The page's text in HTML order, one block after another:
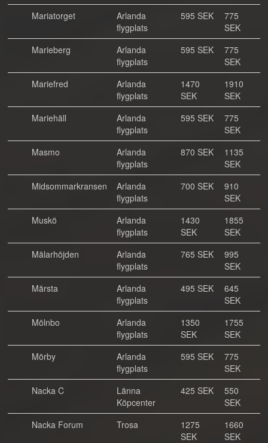
Mariatorget
Arlanda
flygplats
595 SEK
775
SEK
Marieberg
Arlanda
flygplats
595 SEK
775
SEK
Mariefred
Arlanda
flygplats
1470
SEK
1910
SEK
Mariehäll
Arlanda
flygplats
595 SEK
775
SEK
Masmo
Arlanda
flygplats
870 SEK
1135
SEK
Midsommarkransen
Arlanda
flygplats
700 SEK
910
SEK
Muskö
Arlanda
flygplats
1430
SEK
1855
SEK
Mälarhöjden
Arlanda
flygplats
765 SEK
995
SEK
Märsta
Arlanda
flygplats
495 SEK
645
SEK
Mölnbo
Arlanda
flygplats
1350
SEK
1755
SEK
Mörby
Arlanda
flygplats
595 SEK
775
SEK
Nacka C
Länna
Köpcenter
425 SEK
550
SEK
Nacka Forum
Trosa
1275
SEK
1660
SEK